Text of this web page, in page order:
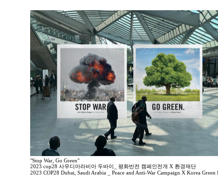
"Stop War, Go Green"
2023 cop28 사우디아라비아 두바이_ 평화반전 캠페인전개 X 환경재단
2023 COP28 Dubai, Saudi Arabia _ Peace and Anti-War Campaign X Korea Green